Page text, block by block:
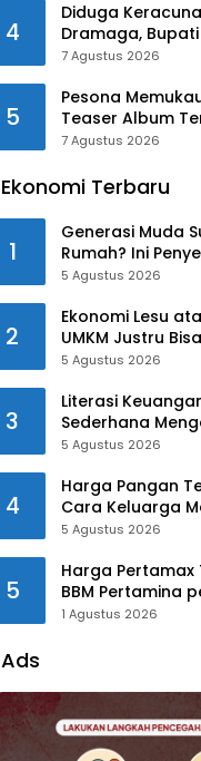
4
Diduga
Dramaga,
Pengobatan
7 Agustus 2026
5
Pesona
Teaser Album
7 Agustus 2026
Ekonomi Terbaru
1
Generasi Muda
Rumah? Ini
Mengatasinya
5 Agustus 2026
2
Ekonomi Lesu
UMKM Justru
Tengah
5 Agustus 2026
3
Literasi
Sederhana
Mengelola Uang
5 Agustus 2026
4
Harga Pangan
Cara Keluarga
Belanja
5 Agustus 2026
5
Harga Pertamax
BBM Pertamina
1 Agustus 2026
Ads